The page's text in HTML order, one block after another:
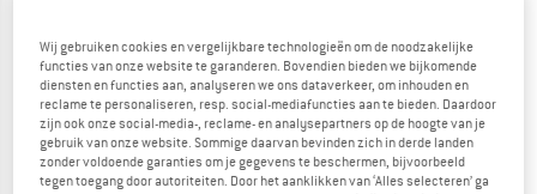
ALTRA
Trail Gaiter
Gamaschen
vanaf € 28,45
BLACK DIAMOND
Distance Gaiters
Gamaschen
€ 49,95 € 44,96
Wij gebruiken cookies en vergelijkbare technologieën om de noodzakelijke
functies van onze website te garanderen. Bovendien bieden we bijkomende
diensten en functies aan, analyseren we ons dataverkeer, om inhouden en
reclame te personaliseren, resp. social-mediafuncties aan te bieden. Daardoor
zijn ook onze social-media-, reclame- en analysepartners op de hoogte van je
gebruik van onze website. Sommige daarvan bevinden zich in derde landen
zonder voldoende garanties om je gegevens te beschermen, bijvoorbeeld
tegen toegang door autoriteiten. Door het aanklikken van ‘Alles selecteren’ ga